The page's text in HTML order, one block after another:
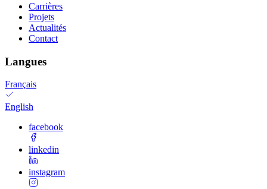
Carrières
Projets
Actualités
Contact
Langues
Français
English
facebook
linkedin
instagram